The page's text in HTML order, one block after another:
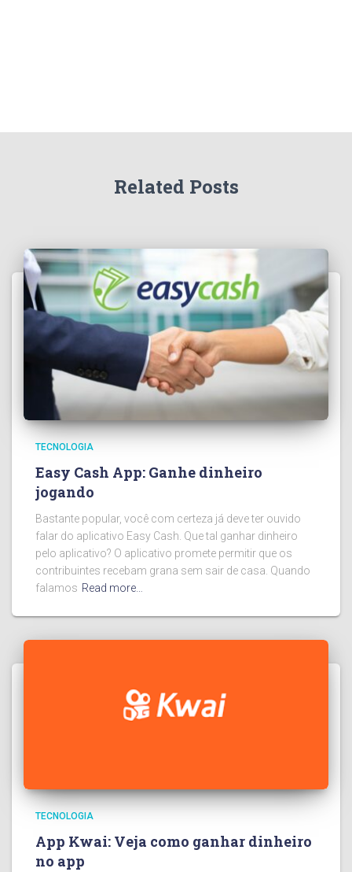
Related Posts
TECNOLOGIA
Easy Cash App: Ganhe dinheiro
jogando
Bastante popular, você com certeza já deve ter ouvido
falar do aplicativo Easy Cash. Que tal ganhar dinheiro
pelo aplicativo? O aplicativo promete permitir que os
contribuintes recebam grana sem sair de casa. Quando
falamos Read more…
TECNOLOGIA
App Kwai: Veja como ganhar dinheiro
no app